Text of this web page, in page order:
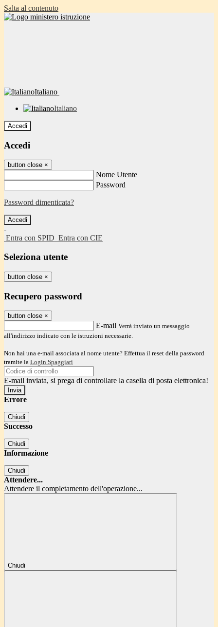
Salta al contenuto
Italiano
Italiano
Accedi
Accedi
button close ×
Nome Utente
Password
Password dimenticata?
-
Entra con SPID Entra con CIE
Seleziona utente
button close ×
Recupero password
button close ×
E-mail Verrà inviato un messaggio
all'indirizzo indicato con le istruzioni necessarie.
Non hai una e-mail associata al nome utente? Effettua il reset della password
tramite la Login Spaggiari
E-mail inviata, si prega di controllare la casella di posta elettronica!
Errore
Chiudi
Successo
Chiudi
Informazione
Chiudi
Attendere...
Attendere il completamento dell'operazione...
Chiudi